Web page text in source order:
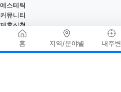
홈 지역/분야별 내주변
에스테틱
커뮤니티
제휴신청